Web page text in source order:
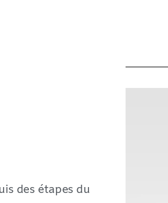
des étapes du